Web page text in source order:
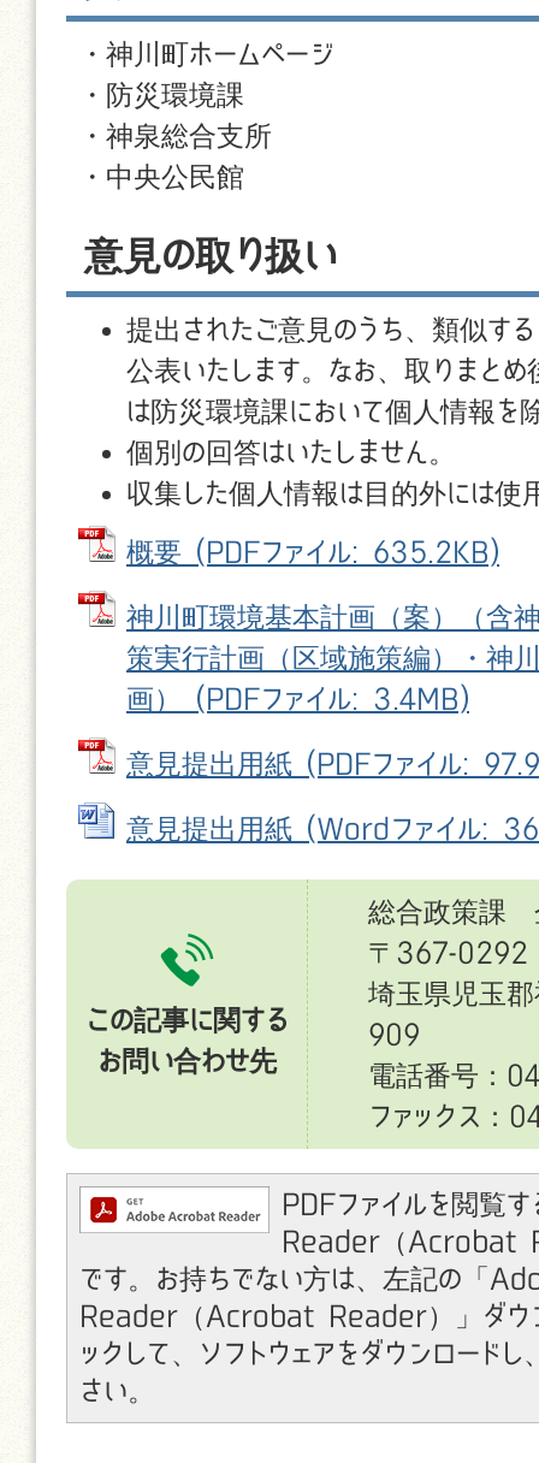
・神川町ホームページ
・防災環境課
・神泉総合支所
・中央公民館
意見の取り扱い
提出されたご意見のうち、類似す
公表いたします。なお、取りまと
は防災環境課において個人情報を
個別の回答はいたしません。
収集した個人情報は目的外には使
概要 (PDFファイル: 635.2KB)
神川町環境基本計画（案）（含
策実行計画（区域施策編）・神
画） (PDFファイル: 3.4MB)
意見提出用紙 (PDFファイル:
意見提出用紙 (Wordファイル:
この記事に関する
お問い合わせ先
総合政策課
〒367-0292
埼玉県児玉
909
電話番号：
ファックス：
PDFファイルを閲覧
Reader（Acrobat
です。お持ちでない方は、左記の「
Reader（Acrobat Reader）」ダウン
ックして、ソフトウェアをダウンロードし
さい。